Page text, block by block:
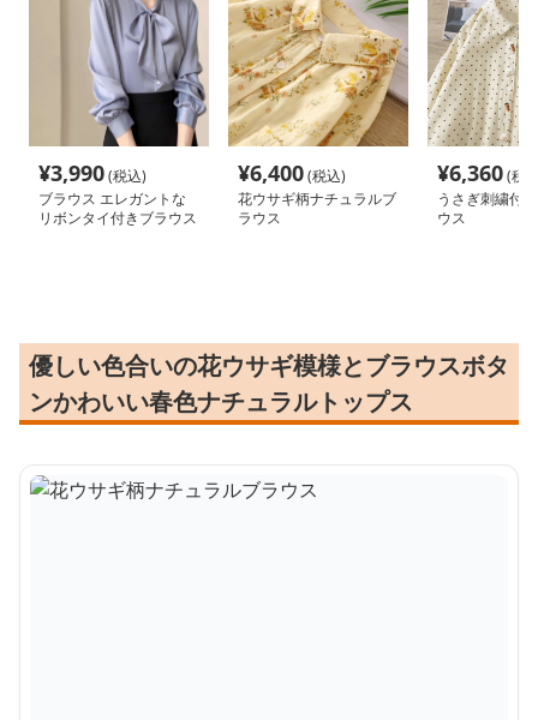
¥3,990(税込)
ブラウス エレガントな
リボンタイ付きブラウス
¥6,400(税込)
花ウサギ柄ナチュラルブ
ラウス
¥6,360(税
うさぎ刺繍付
ウス
優しい色合いの花ウサギ模様とブラウスボタ
ンかわいい春色ナチュラルトップス